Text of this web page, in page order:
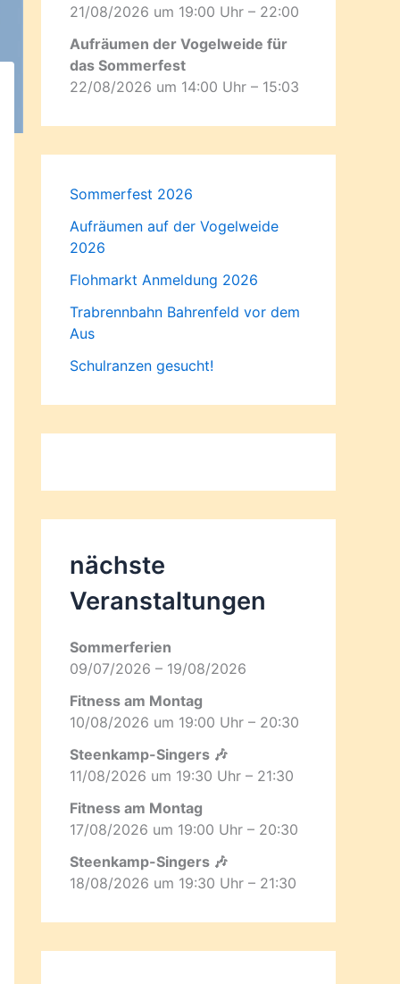
21/08/2026 um 19:00 Uhr – 22:00
Aufräumen der Vogelweide für
das Sommerfest
22/08/2026 um 14:00 Uhr – 15:03
Sommerfest 2026
Aufräumen auf der Vogelweide
2026
Flohmarkt Anmeldung 2026
Trabrennbahn Bahrenfeld vor dem
Aus
Schulranzen gesucht!
nächste
Veranstaltungen
Sommerferien
09/07/2026 – 19/08/2026
Fitness am Montag
10/08/2026 um 19:00 Uhr – 20:30
Steenkamp-Singers 🎶
11/08/2026 um 19:30 Uhr – 21:30
Fitness am Montag
17/08/2026 um 19:00 Uhr – 20:30
Steenkamp-Singers 🎶
18/08/2026 um 19:30 Uhr – 21:30